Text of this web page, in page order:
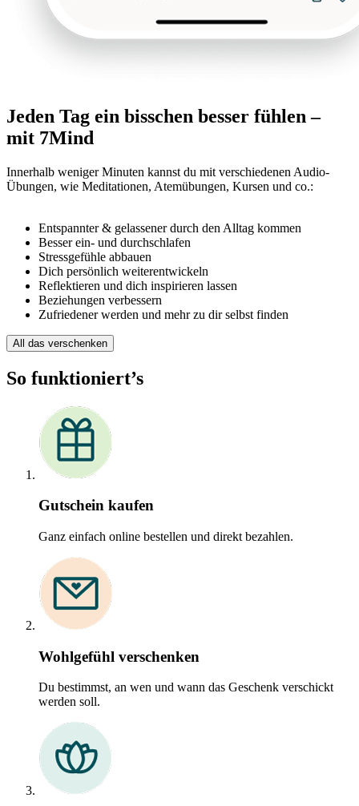
Jeden Tag ein bisschen besser fühlen –
mit 7Mind
Innerhalb weniger Minuten kannst du mit verschiedenen Audio-
Übungen, wie Meditationen, Atemübungen, Kursen und co.:
Entspannter & gelassener durch den Alltag kommen
Besser ein- und durchschlafen
Stressgefühle abbauen
Dich persönlich weiterentwickeln
Reflektieren und dich inspirieren lassen
Beziehungen verbessern
Zufriedener werden und mehr zu dir selbst finden
All das verschenken
So funktioniert’s
Gutschein kaufen
Ganz einfach online bestellen und direkt bezahlen.
Wohlgefühl verschenken
Du bestimmst, an wen und wann das Geschenk verschickt
werden soll.